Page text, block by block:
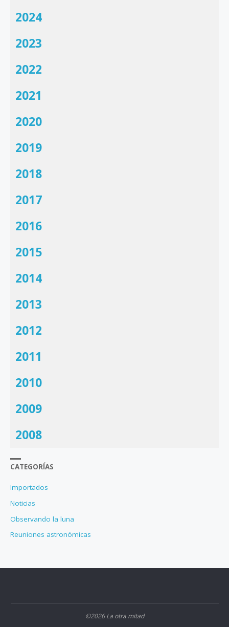
2024
2023
2022
2021
2020
2019
2018
2017
2016
2015
2014
2013
2012
2011
2010
2009
2008
CATEGORÍAS
Importados
Noticias
Observando la luna
Reuniones astronómicas
©2026 La otra mitad